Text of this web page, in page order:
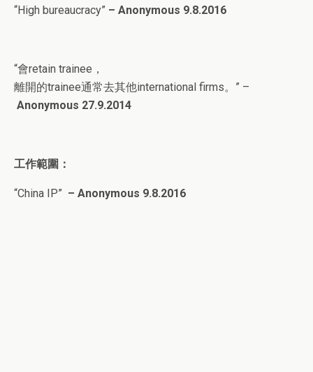
“High bureaucracy” – Anonymous 9.8.2016
“會retain trainee，
離開的trainee通常去其他international firms。” –
Anonymous 27.9.2014
工作範圍：
“China IP” – Anonymous 9.8.2016